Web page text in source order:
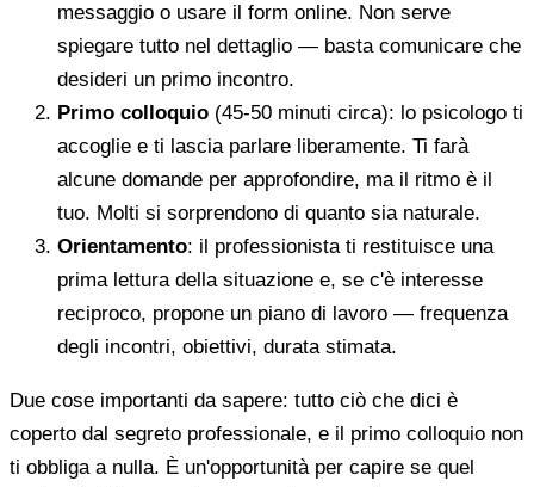
messaggio o usare il form online. Non serve
spiegare tutto nel dettaglio — basta comunicare che
desideri un primo incontro.
Primo colloquio (45-50 minuti circa): lo psicologo ti
accoglie e ti lascia parlare liberamente. Ti farà
alcune domande per approfondire, ma il ritmo è il
tuo. Molti si sorprendono di quanto sia naturale.
Orientamento: il professionista ti restituisce una
prima lettura della situazione e, se c'è interesse
reciproco, propone un piano di lavoro — frequenza
degli incontri, obiettivi, durata stimata.
Due cose importanti da sapere: tutto ciò che dici è
coperto dal segreto professionale, e il primo colloquio non
ti obbliga a nulla. È un'opportunità per capire se quel